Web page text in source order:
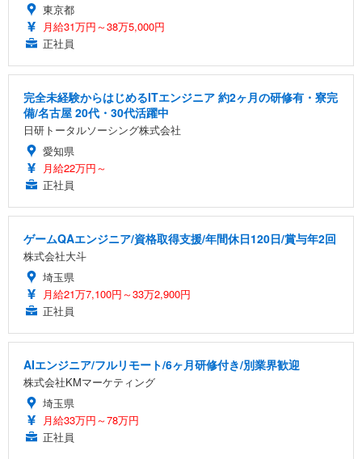
東京都
月給31万円～38万5,000円
正社員
完全未経験からはじめるITエンジニア 約2ヶ月の研修有・寮完
備/名古屋 20代・30代活躍中
日研トータルソーシング株式会社
愛知県
月給22万円～
正社員
ゲームQAエンジニア/資格取得支援/年間休日120日/賞与年2回
株式会社大斗
埼玉県
月給21万7,100円～33万2,900円
正社員
AIエンジニア/フルリモート/6ヶ月研修付き/別業界歓迎
株式会社KMマーケティング
埼玉県
月給33万円～78万円
正社員